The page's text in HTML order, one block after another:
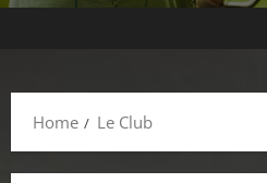
Home Le Club